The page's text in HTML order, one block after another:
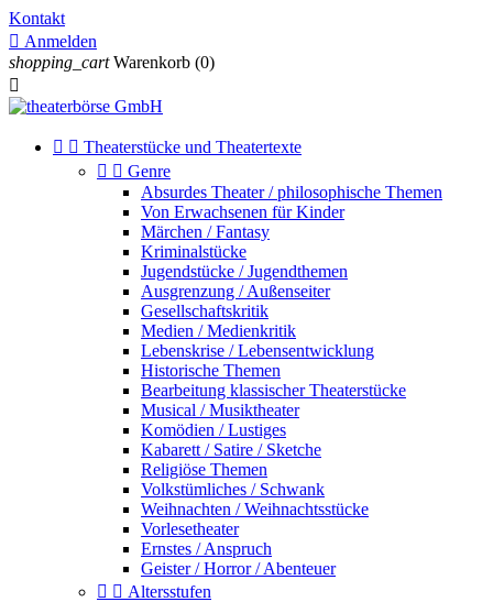
Kontakt
 Anmelden
shopping_cart Warenkorb (0)

  Theaterstücke und Theatertexte
  Genre
Absurdes Theater / philosophische Themen
Von Erwachsenen für Kinder
Märchen / Fantasy
Kriminalstücke
Jugendstücke / Jugendthemen
Ausgrenzung / Außenseiter
Gesellschaftskritik
Medien / Medienkritik
Lebenskrise / Lebensentwicklung
Historische Themen
Bearbeitung klassischer Theaterstücke
Musical / Musiktheater
Komödien / Lustiges
Kabarett / Satire / Sketche
Religiöse Themen
Volkstümliches / Schwank
Weihnachten / Weihnachtsstücke
Vorlesetheater
Ernstes / Anspruch
Geister / Horror / Abenteuer
  Altersstufen